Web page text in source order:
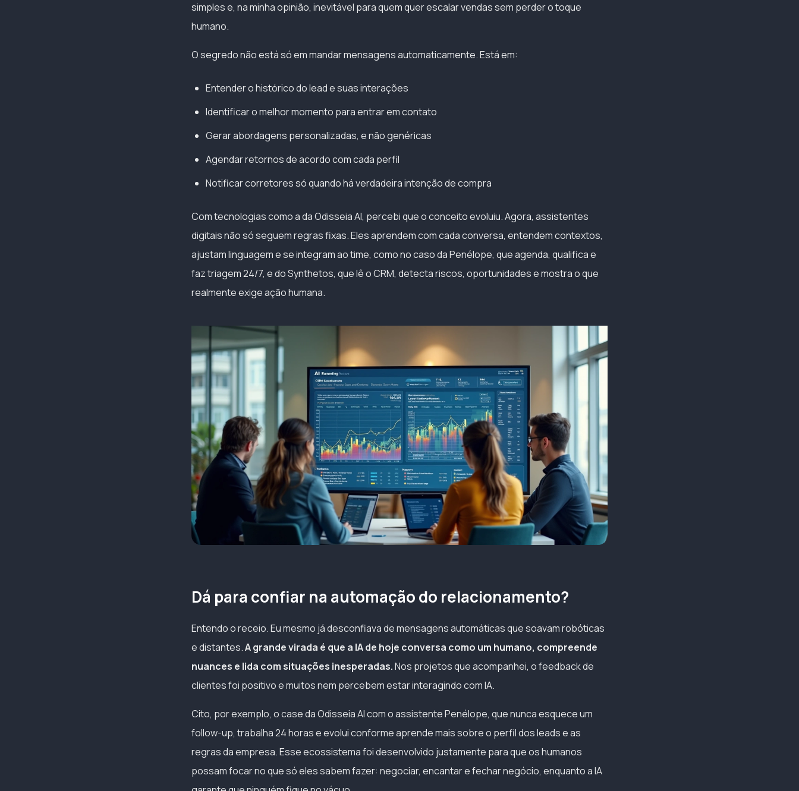
simples e, na minha opinião, inevitável para quem quer escalar vendas sem perder o toque
humano.
O segredo não está só em mandar mensagens automaticamente. Está em:
Entender o histórico do lead e suas interações
Identificar o melhor momento para entrar em contato
Gerar abordagens personalizadas, e não genéricas
Agendar retornos de acordo com cada perfil
Notificar corretores só quando há verdadeira intenção de compra
Com tecnologias como a da Odisseia AI, percebi que o conceito evoluiu. Agora, assistentes
digitais não só seguem regras fixas. Eles aprendem com cada conversa, entendem contextos,
ajustam linguagem e se integram ao time, como no caso da Penélope, que agenda, qualifica e
faz triagem 24/7, e do Synthetos, que lê o CRM, detecta riscos, oportunidades e mostra o que
realmente exige ação humana.
Dá para confiar na automação do relacionamento?
Entendo o receio. Eu mesmo já desconfiava de mensagens automáticas que soavam robóticas
e distantes.A grande virada é que a IA de hoje conversa como um humano, compreende
nuances e lida com situações inesperadas.Nos projetos que acompanhei, o feedback de
clientes foi positivo e muitos nem percebem estar interagindo com IA.
Cito, por exemplo, o case da Odisseia AI com o assistente Penélope, que nunca esquece um
follow-up, trabalha 24 horas e evolui conforme aprende mais sobre o perfil dos leads e as
regras da empresa. Esse ecossistema foi desenvolvido justamente para que os humanos
possam focar no que só eles sabem fazer: negociar, encantar e fechar negócio, enquanto a IA